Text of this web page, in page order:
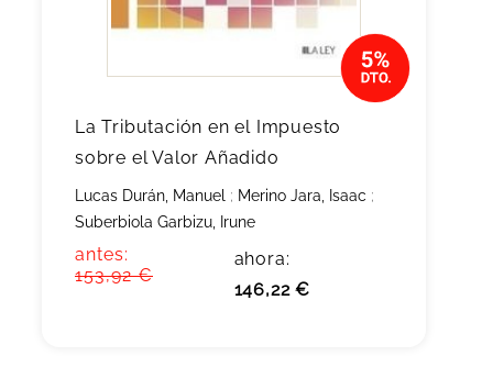
La Tributación en el Impuesto
sobre el Valor Añadido
Lucas Durán, Manuel ; Merino Jara, Isaac ;
Suberbiola Garbizu, Irune
antes:
153,92 €
ahora:
146,22 €